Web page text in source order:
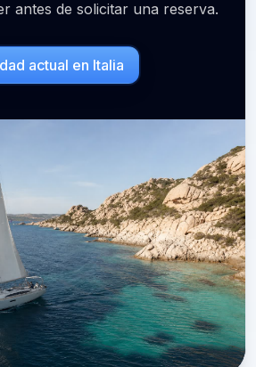
antes de solicitar una reserva.
actual en Italia